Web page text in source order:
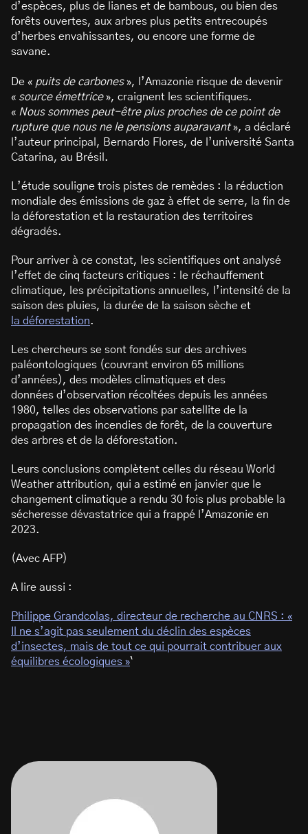
d’espèces, plus de lianes et de bambous, ou bien des
forêts ouvertes, aux arbres plus petits entrecoupés
d’herbes envahissantes, ou encore une forme de
savane.
De « puits de carbones», l’Amazonie risque de devenir
« source émettrice», craignent les scientifiques.
« Nous sommes peut-être plus proches de ce point de
rupture que nous ne le pensions auparavant», a déclaré
l’auteur principal, Bernardo Flores, de l’université Santa
Catarina, au Brésil.
L’étude souligne trois pistes de remèdes : la réduction
mondiale des émissions de gaz à effet de serre, la fin de
la déforestation et la restauration des territoires
dégradés.
Pour arriver à ce constat, les scientifiques ont analysé
l’effet de cinq facteurs critiques : le réchauffement
climatique, les précipitations annuelles, l’intensité de la
saison des pluies, la durée de la saison sèche et
la déforestation.
Les chercheurs se sont fondés sur des archives
paléontologiques (couvrant environ 65 millions
d’années), des modèles climatiques et des
données d’observation récoltées depuis les années
1980, telles des observations par satellite de la
propagation des incendies de forêt, de la couverture
des arbres et de la déforestation.
Leurs conclusions complètent celles du réseau World
Weather attribution, qui a estimé en janvier que le
changement climatique a rendu 30 fois plus probable la
sécheresse dévastatrice qui a frappé l’Amazonie en
2023.
(Avec AFP)
A lire aussi :
Philippe Grandcolas, directeur de recherche au CNRS : «
Il ne s’agit pas seulement du déclin des espèces
d’insectes, mais de tout ce qui pourrait contribuer aux
équilibres écologiques »`